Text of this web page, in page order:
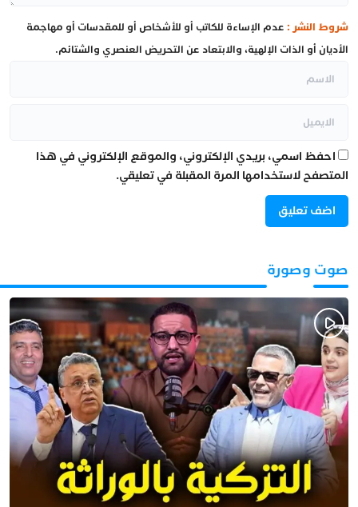
شروط النشر : عدم الإساءة للكاتب أو للأشخاص أو للمقدسات أو مهاجمة
الأديان أو الذات الإلهية، والابتعاد عن التحريض العنصري والشتائم.
احفظ اسمي، بريدي الإلكتروني، والموقع الإلكتروني في هذا
المتصفح لاستخدامها المرة المقبلة في تعليقي.
صوت وصورة